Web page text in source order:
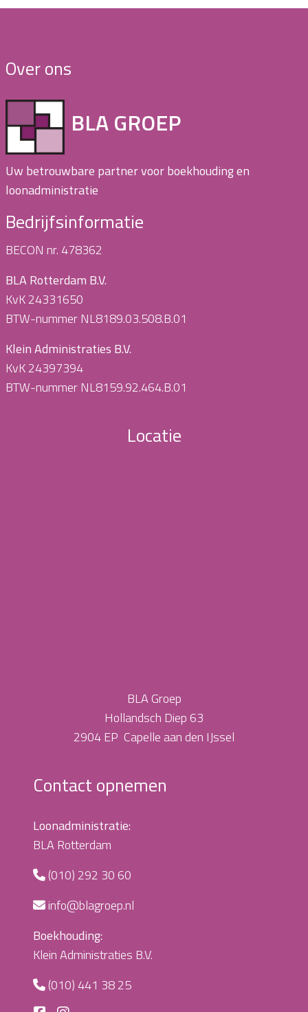
Over ons
BLA GROEP
Uw betrouwbare partner voor boekhouding en
loonadministratie
Bedrijfsinformatie
BECON nr. 478362
BLA Rotterdam B.V.
KvK 24331650
BTW-nummer NL8189.03.508.B.01
Klein Administraties B.V.
KvK 24397394
BTW-nummer NL8159.92.464.B.01
Locatie
BLA Groep
Hollandsch Diep 63
2904 EP Capelle aan den IJssel
Contact opnemen
Loonadministratie:
BLA Rotterdam
(010) 292 30 60
info@blagroep.nl
Boekhouding:
Klein Administraties B.V.
(010) 441 38 25